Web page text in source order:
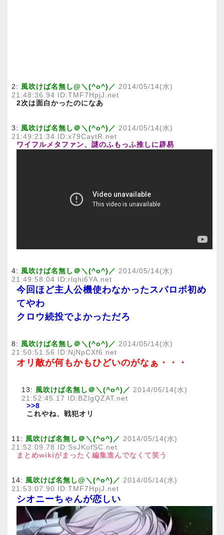
2: 風吹けば名無し@＼(^o^)／ 2014/05/14(水)
21:48:36.94 ID:TMF7HpjJ.net
2次は面白かったのになあ
3: 風吹けば名無し＠＼(^o^)／ 2014/05/14(水)
21:49:21.34 ID:x79CaytR.net
ワイフルメタファン、謎のふもっふ推しに辟易
4: 風吹けば名無し＠＼(^o^)／ 2014/05/14(水)
21:49:58.04 ID:rlqhi6YA.net
今回ほど主人公機使わなかったスパロボ初め
てやわ
クロウ続投でよかっただろ
8: 風吹けば名無し＠＼(^o^)／ 2014/05/14(水)
21:50:51.56 ID:NjNpCXf6.net
オリ敵が何もかもひどいのがなぁ・・・
13: 風吹けば名無し＠＼(^o^)／ 2014/05/14(水)
21:52:45.17 ID:BZlgQZAT.net
>>8
これやね、戦犯オリ
11: 風吹けば名無し＠＼(^o^)／ 2014/05/14(水)
21:52:09.78 ID:SsJKofSC.net
まとめwikiがまったく編集進んでなくて笑う
14: 風吹けば名無し@＼(^o^)／ 2014/05/14(水)
21:53:07.90 ID:TMF7HpjJ.net
シオニーちゃんが恋しい